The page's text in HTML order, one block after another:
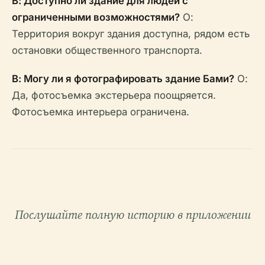
ограниченными возможностями? О:
Территория вокруг здания доступна, рядом есть
остановки общественного транспорта.
В: Могу ли я фотографировать здание Бами? О:
Да, фотосъемка экстерьера поощряется.
Фотосъемка интерьера ограничена.
Послушайте полную историю в приложении